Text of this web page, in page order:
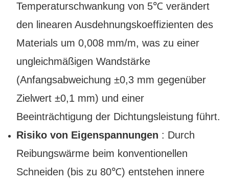
Temperaturschwankung von 5℃ verändert
den linearen Ausdehnungskoeffizienten des
Materials um 0,008 mm/m, was zu einer
ungleichmäßigen Wandstärke
(Anfangsabweichung ±0,3 mm gegenüber
Zielwert ±0,1 mm) und einer
Beeinträchtigung der Dichtungsleistung führt.
Risiko von Eigenspannungen : Durch
Reibungswärme beim konventionellen
Schneiden (bis zu 80℃) entstehen innere